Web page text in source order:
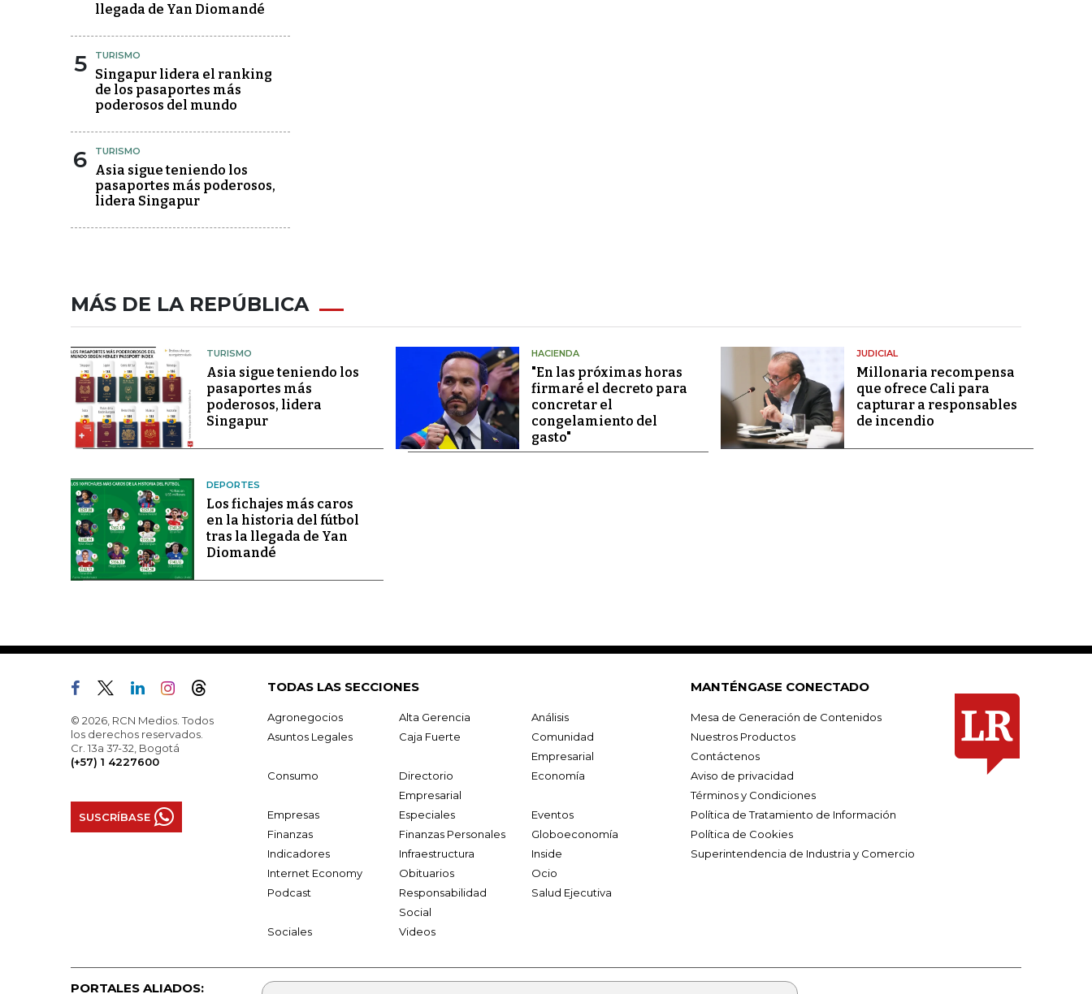
llegada de Yan Diomandé
5 TURISMO
Singapur lidera el ranking
de los pasaportes más
poderosos del mundo
6 TURISMO
Asia sigue teniendo los
pasaportes más poderosos,
lidera Singapur
MÁS DE LA REPÚBLICA
TURISMO
Asia sigue teniendo los
pasaportes más
poderosos, lidera
Singapur
HACIENDA
"En las próximas horas
firmaré el decreto para
concretar el
congelamiento del
gasto"
JUDICIAL
Millonaria recompensa
que ofrece Cali para
capturar a responsables
de incendio
DEPORTES
Los fichajes más caros
en la historia del fútbol
tras la llegada de Yan
Diomandé
© 2026, RCN Medios. Todos
los derechos reservados.
Cr. 13a 37-32, Bogotá
(+57) 1 4227600
SUSCRÍBASE
TODAS LAS SECCIONES
Agronegocios Alta Gerencia
Análisis
Asuntos Legales
Caja Fuerte
Comunidad
Empresarial
Consumo
Directorio
Empresarial
Economía
Empresas Especiales
Eventos
Finanzas
Finanzas Personales
Globoeconomía
Indicadores
Infraestructura
Inside
Internet Economy
Obituarios
Ocio
Podcast
Responsabilidad
Social
Salud Ejecutiva
Sociales Videos
MANTÉNGASE CONECTADO
Mesa de Generación de Contenidos
Nuestros Productos
Contáctenos
Aviso de privacidad
Términos y Condiciones
Política de Tratamiento de Información
Política de Cookies
Superintendencia de Industria y Comercio
PORTALES ALIADOS: